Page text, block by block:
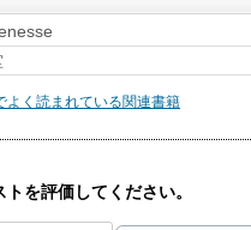
よく読まれている関連書籍
トを評価してください。